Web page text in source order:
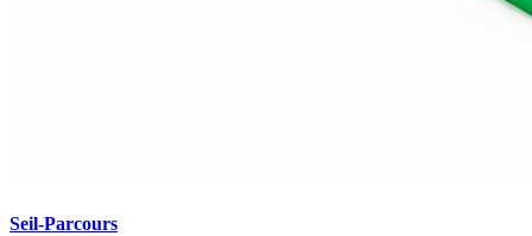
Seil-Parcours